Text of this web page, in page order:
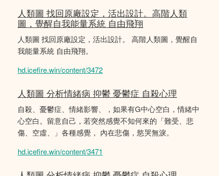
人類圖 找回原廠設定，活出設計。高階人類
圖，覺醒自我能量系統 自由飛翔
人類圖 找回原廠設定，活出設計。 高階人類圖，覺醒自
我能量系統 自由飛翔。
hd.icefire.win/content/3472
人類圖 分析情緒病 抑鬱 憂鬱症 自殺心理
自殺、憂鬱症、情緒影響、，如果有G中心空白，情緒中
心空白。留意自己，若突然感覺不知何來的「難受、悲
傷、空虛、」各種感覺， 內在悲傷，慾哭無淚。
hd.icefire.win/content/3471